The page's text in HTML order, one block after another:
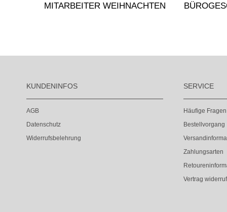
MITARBEITER WEIHNACHTEN
KUNDENINFOS
AGB
Datenschutz
Widerrufsbelehrung
SERVICE
Häufige Fragen
Bestellvorgang
Zahlungsarten
Vertrag